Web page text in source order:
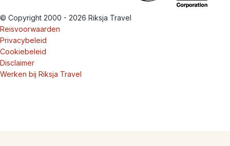
© Copyright 2000 - 2026 Riksja Travel
Reisvoorwaarden
Privacybeleid
Cookiebeleid
Disclaimer
Werken bij Riksja Travel